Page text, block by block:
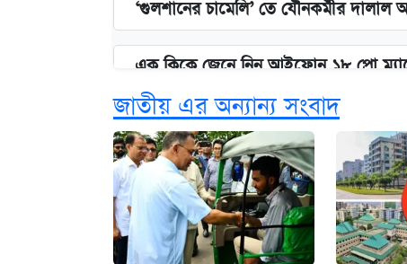
‘গুলশানের চামেলি’ তে যৌনকর্মীর দালাল
এক ক্লিকে জেনে নিন আইফোন ১৮ প্রো
কবে শুরু হচ্ছে ঢাবির ভর্তি আবেদন, জানাল
নবম জাতীয় পে-স্কেল নিয়ে সর্বশেষ যা
আজকের বাজারে স্বর্ণ-রুপার দাম (৫
জাতীয় এর অন্যান্য সংবাদ